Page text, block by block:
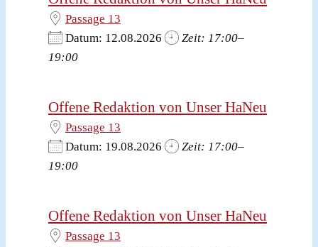
Passage 13
Datum: 12.08.2026
Zeit: 17:00–
19:00
Offene Redaktion von Unser HaNeu
Passage 13
Datum: 19.08.2026
Zeit: 17:00–
19:00
Offene Redaktion von Unser HaNeu
Passage 13